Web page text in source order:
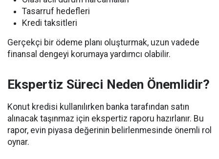
Tasarruf hedefleri
Kredi taksitleri
Gerçekçi bir ödeme planı oluşturmak, uzun vadede
finansal dengeyi korumaya yardımcı olabilir.
Ekspertiz Süreci Neden Önemlidir?
Konut kredisi kullanılırken banka tarafından satın
alınacak taşınmaz için ekspertiz raporu hazırlanır. Bu
rapor, evin piyasa değerinin belirlenmesinde önemli rol
oynar.